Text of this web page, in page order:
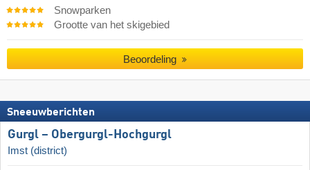
Snowparken
Grootte van het skigebied
Beoordeling
Sneeuwberichten
Gurgl – Obergurgl-Hochgurgl
Imst (district)